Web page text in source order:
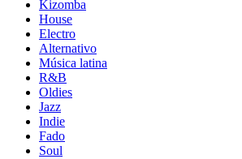
Kizomba
House
Electro
Alternativo
Música latina
R&B
Oldies
Jazz
Indie
Fado
Soul